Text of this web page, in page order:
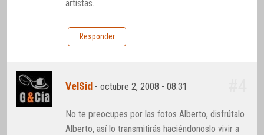
artistas.
Responder
VelSid -octubre 2, 2008 - 08:31
No te preocupes por las fotos Alberto, disfrútalo
Alberto, así lo transmitirás haciéndonoslo vivir a